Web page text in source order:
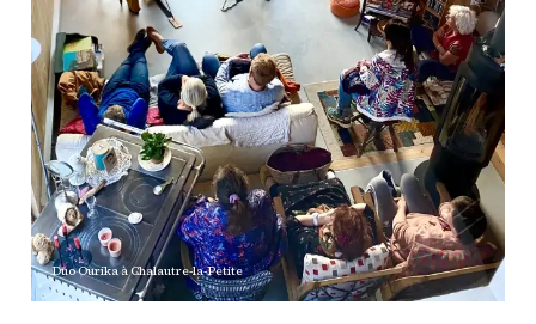
Duo Ourika à Chalautre-la-Petite